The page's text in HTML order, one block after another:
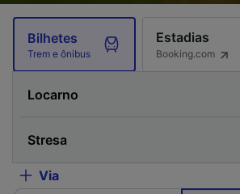
Bilhetes
Trem e ônibus
Estadias
Booking.com
Via